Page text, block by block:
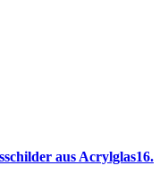
aus Acrylglas16.